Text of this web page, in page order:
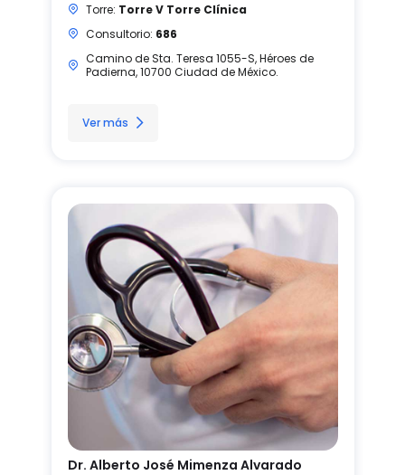
Torre: Torre V Torre Clínica
Consultorio: 686
Camino de Sta. Teresa 1055-S, Héroes de
Padierna, 10700 Ciudad de México.
Ver más
Dr. Alberto José Mimenza Alvarado